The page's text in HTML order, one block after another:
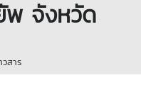
พ จังหวัด
วสาร